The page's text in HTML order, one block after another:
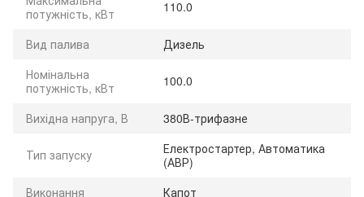
потужність, кВт
110.0
Вид палива
Дизель
Номінальна
потужність, кВт
100.0
Вихідна напруга, В 380В-трифазне
Тип запуску
Електростартер, Автоматика
(АВР)
Виконання
Капот